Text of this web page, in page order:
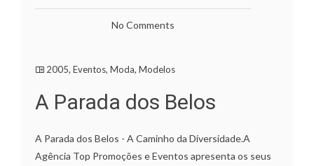
No Comments
2005, Eventos, Moda, Modelos
A Parada dos Belos
A Parada dos Belos - A Caminho da Diversidade.A
Agência Top Promoções e Eventos apresenta os seus